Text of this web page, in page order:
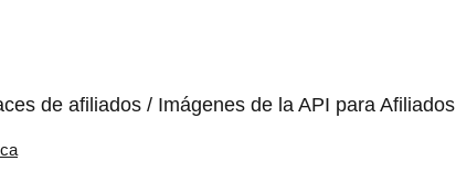
de afiliados / Imágenes de la API para Afiliados